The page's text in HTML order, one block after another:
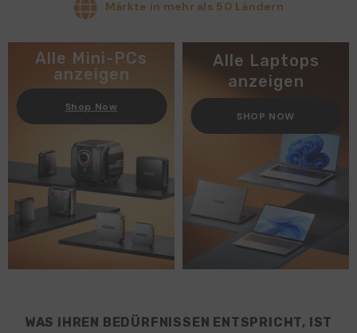
Märkte in mehr als 50 Ländern
Alle Mini-PCs
anzeigen
Shop Now
Alle Laptops
anzeigen
SHOP NOW
WAS IHREN BEDÜRFNISSEN ENTSPRICHT, IST